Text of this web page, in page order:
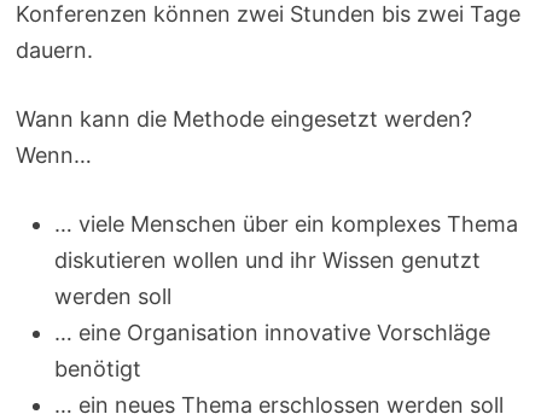
Konferenzen können zwei Stunden bis zwei Tage
dauern.
Wann kann die Methode eingesetzt werden?
Wenn…
… viele Menschen über ein komplexes Thema
diskutieren wollen und ihr Wissen genutzt
werden soll
… eine Organisation innovative Vorschläge
benötigt
… ein neues Thema erschlossen werden soll